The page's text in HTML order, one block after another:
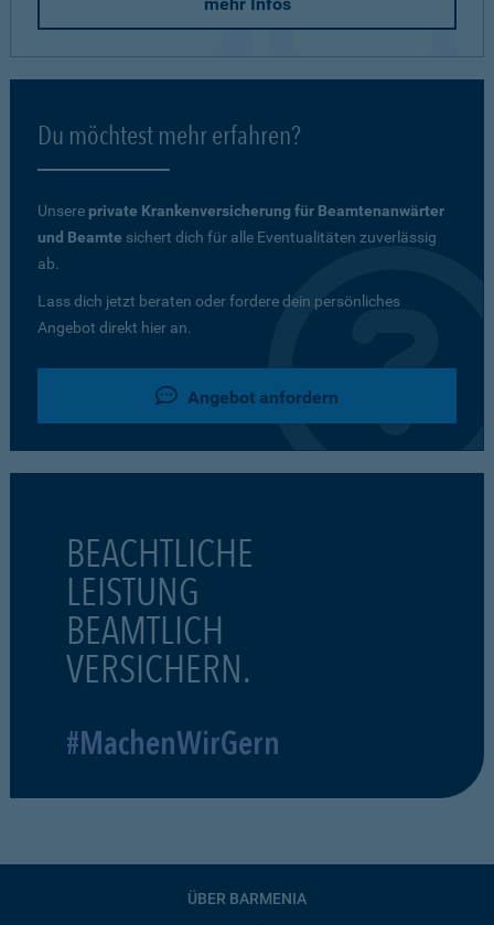
Du möchtest mehr erfahren?
Unsere private Krankenversicherung für Beamtenanwärter
und Beamte sichert dich für alle Eventualitäten zuverlässig
ab.
Lass dich jetzt beraten oder fordere dein persönliches
Angebot direkt hier an.
Angebot anfordern
BEACHTLICHE
LEISTUNG
BEAMTLICH
VERSICHERN.
#MachenWirGern
ÜBER BARMENIA